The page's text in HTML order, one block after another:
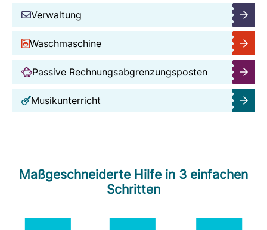
Verwaltung
Waschmaschine
Passive Rechnungsabgrenzungsposten
Musikunterricht
Maßgeschneiderte Hilfe in 3 einfachen
Schritten